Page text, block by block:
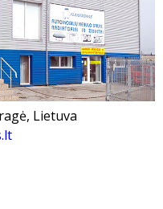
Lietuva